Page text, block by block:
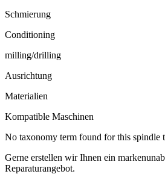
Schmierung
Conditioning
milling/drilling
Ausrichtung
Materialien
Kompatible Maschinen
No taxonomy term found for this spindle
Gerne erstellen wir Ihnen ein
Reparaturangebot.